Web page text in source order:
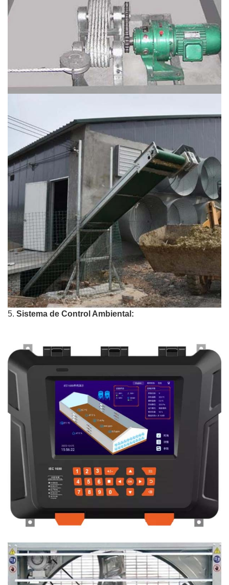
5. Sistema de Control Ambiental: